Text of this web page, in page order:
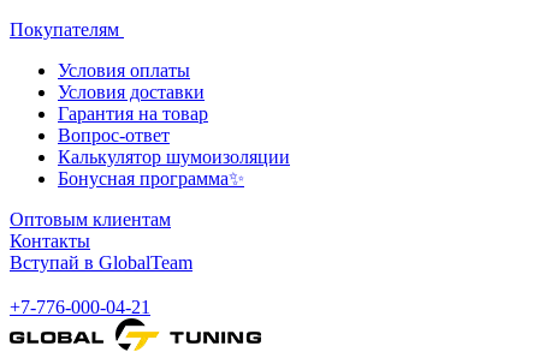
Покупателям
Условия оплаты
Условия доставки
Гарантия на товар
Вопрос-ответ
Калькулятор шумоизоляции
Бонусная программа✨
Оптовым клиентам
Контакты
Вступай в GlobalTeam
+7-776-000-04-21